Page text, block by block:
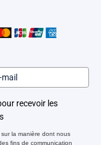
recevoir les
la manière dont nous
fins de communication